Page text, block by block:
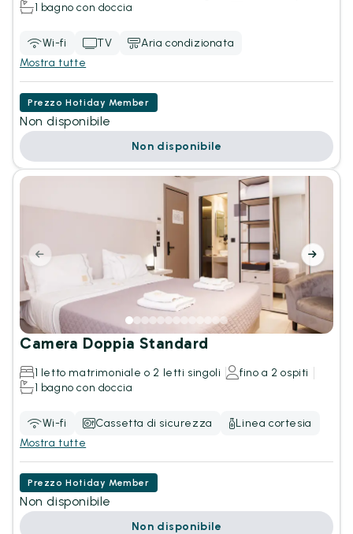
1 bagno con doccia
Wi-fi TV
Aria condizionata
Mostra tutte
Prezzo Hotiday Member
Non disponibile
Non disponibile
Camera Doppia Standard
1 letto matrimoniale o 2 letti singoli
fino a 2 ospiti
1 bagno con doccia
Wi-fi Cassetta di sicurezza
Linea cortesia
Mostra tutte
Prezzo Hotiday Member
Non disponibile
Non disponibile